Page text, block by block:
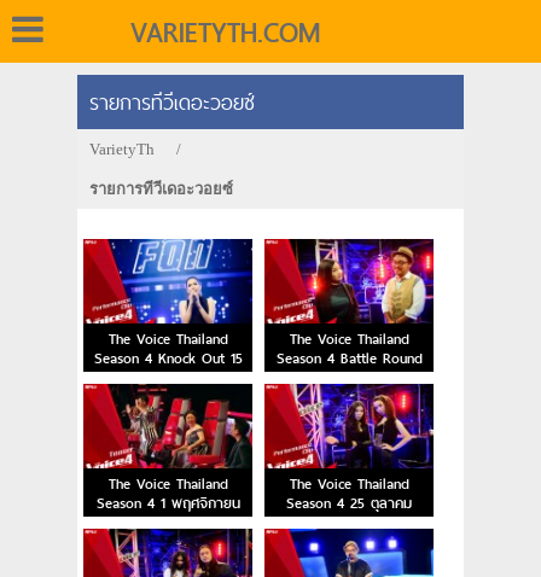
VARIETYTH.COM
รายการทีวีเดอะวอยซ์
VarietyTh /
รายการทีวีเดอะวอยซ์
The Voice Thailand
Season 4 Knock Out 15
พฤศจิกายน 2015
The Voice Thailand
Season 4 Battle Round
8 พฤศจิกายน 2015
The Voice Thailand
Season 4 1 พฤศจิกายน
2015
The Voice Thailand
Season 4 25 ตุลาคม
2015